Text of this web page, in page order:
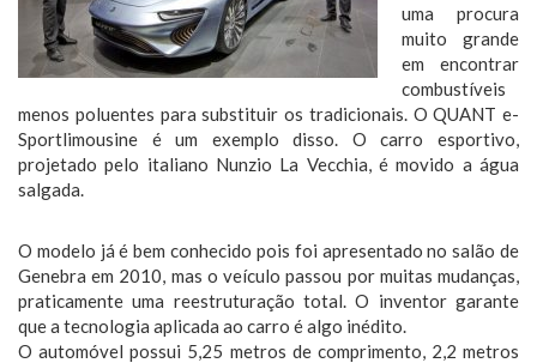
uma procura
muito grande
em encontrar
combustíveis
menos poluentes para substituir os tradicionais. O QUANT e-
Sportlimousine é um exemplo disso. O carro esportivo,
projetado pelo italiano Nunzio La Vecchia, é movido a água
salgada.
O modelo já é bem conhecido pois foi apresentado no salão de
Genebra em 2010, mas o veículo passou por muitas mudanças,
praticamente uma reestruturação total. O inventor garante
que a tecnologia aplicada ao carro é algo inédito.
O automóvel possui 5,25 metros de comprimento, 2,2 metros